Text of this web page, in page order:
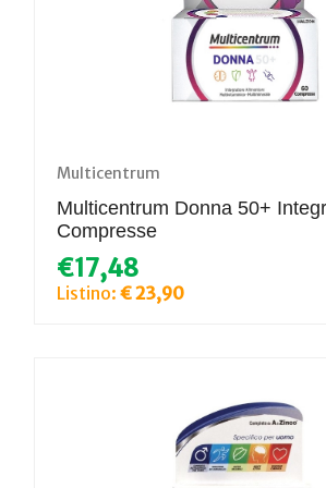
Multicentrum
Multicentrum Donna 50+
Compresse
€17,48
Listino: € 23,90